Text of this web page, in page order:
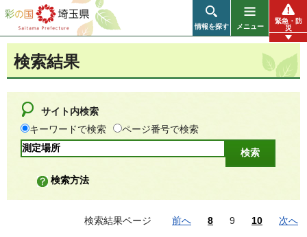
彩の国 埼玉県
情報を探す メニュー
緊急・防
災
検索結果
サイト内検索
キーワードで検索
ページ番号で検索
検索方法
検索結果ページ 前へ 8 9 10 次へ